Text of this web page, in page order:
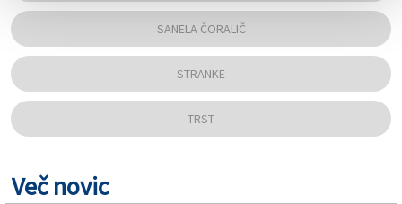
SANELA ČORALIČ
STRANKE
TRST
Več novic